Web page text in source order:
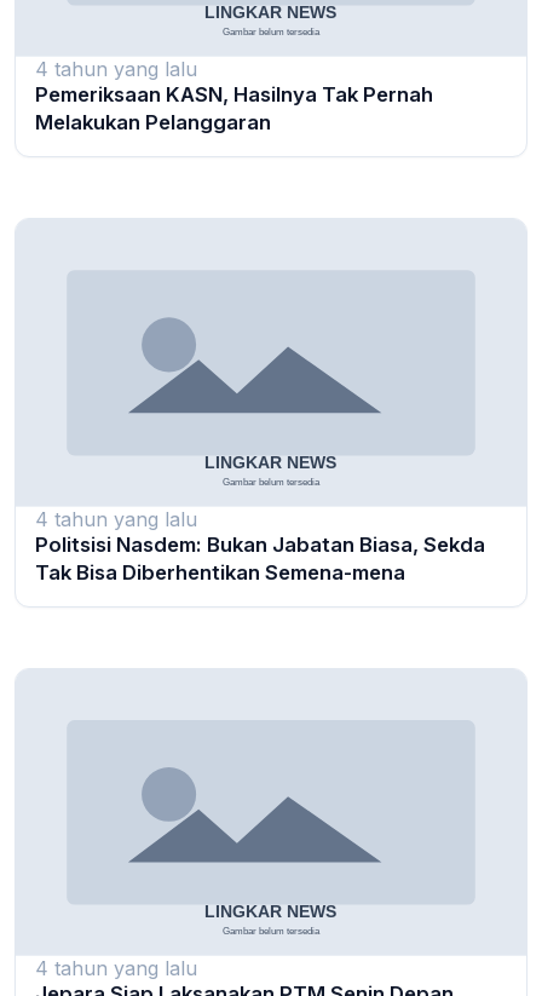
4 tahun yang lalu
Pemeriksaan KASN, Hasilnya Tak Pernah
Melakukan Pelanggaran
4 tahun yang lalu
Politsisi Nasdem: Bukan Jabatan Biasa, Sekda
Tak Bisa Diberhentikan Semena-mena
4 tahun yang lalu